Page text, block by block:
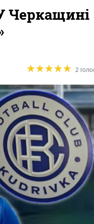
Черкащині
★★★★★
★★★★★ 2